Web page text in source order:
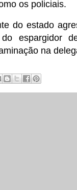
os policiais.
do estado
espargidor
na